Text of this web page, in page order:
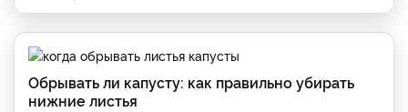
Обрывать ли капусту: как правильно убирать
нижние листья